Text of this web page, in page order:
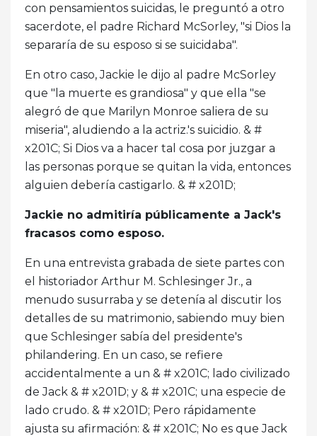
con pensamientos suicidas, le preguntó a otro
sacerdote, el padre Richard McSorley, "si Dios la
separaría de su esposo si se suicidaba".
En otro caso, Jackie le dijo al padre McSorley
que "la muerte es grandiosa" y que ella "se
alegró de que Marilyn Monroe saliera de su
miseria", aludiendo a la actriz.'s suicidio. & #
x201C; Si Dios va a hacer tal cosa por juzgar a
las personas porque se quitan la vida, entonces
alguien debería castigarlo. & # x201D;
Jackie no admitiría públicamente a Jack's
fracasos como esposo.
En una entrevista grabada de siete partes con
el historiador Arthur M. Schlesinger Jr., a
menudo susurraba y se detenía al discutir los
detalles de su matrimonio, sabiendo muy bien
que Schlesinger sabía del presidente's
philandering. En un caso, se refiere
accidentalmente a un & # x201C; lado civilizado
de Jack & # x201D; y & # x201C; una especie de
lado crudo. & # x201D; Pero rápidamente
ajusta su afirmación: & # x201C; No es que Jack